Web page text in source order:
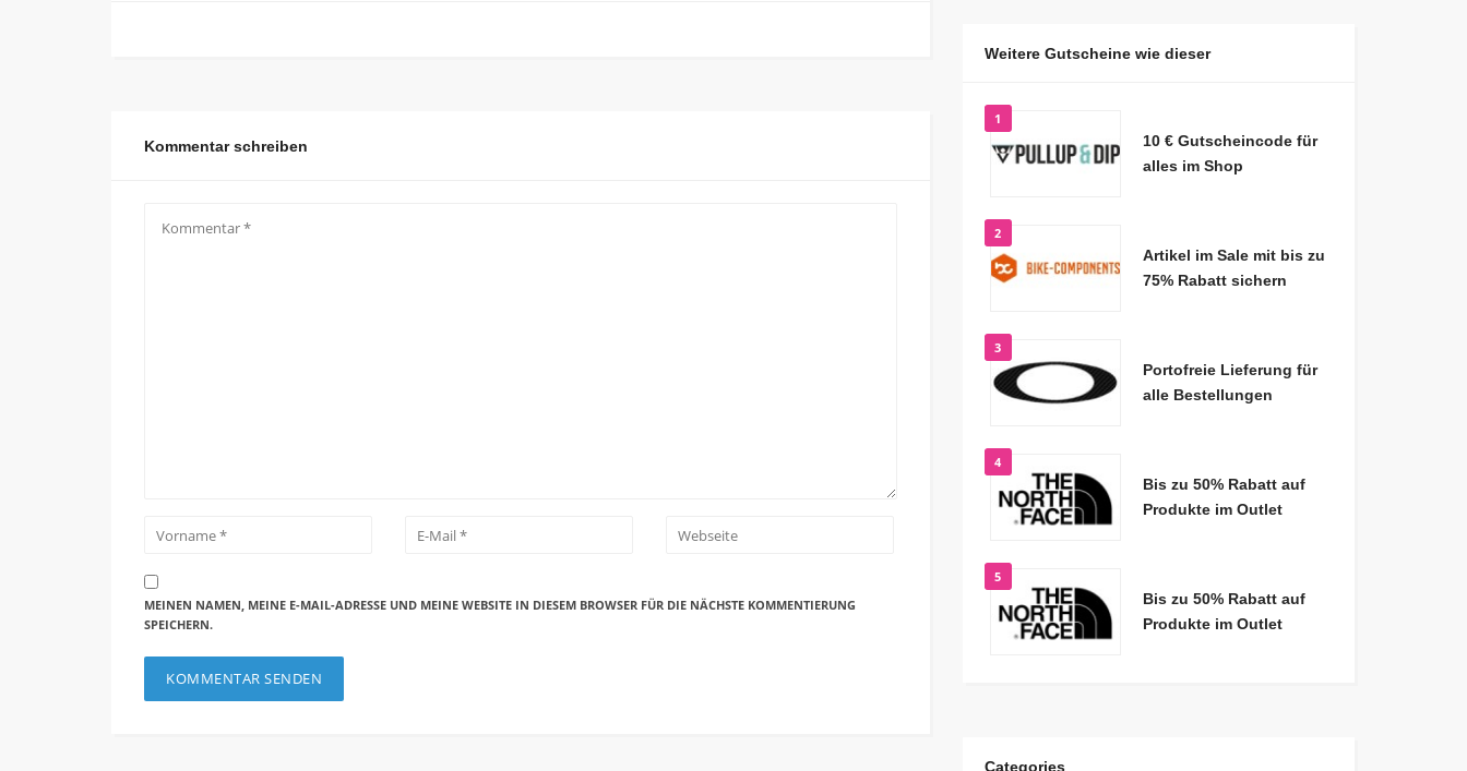
Kommentar schreiben
MEINEN NAMEN, MEINE E-MAIL-ADRESSE UND MEINE WEBSITE IN DIESEM BROWSER FÜR DIE NÄCHSTE KOMMENTIERUNG
SPEICHERN.
Weitere Gutscheine wie dieser
1
10 € Gutscheincode für
alles im Shop
2
Artikel im Sale mit bis zu
75% Rabatt sichern
3
Portofreie Lieferung für
alle Bestellungen
4
Bis zu 50% Rabatt auf
Produkte im Outlet
5
Bis zu 50% Rabatt auf
Produkte im Outlet
Categories